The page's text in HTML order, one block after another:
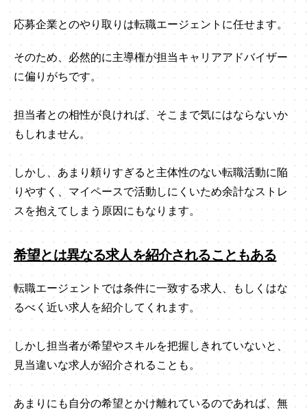
応募企業とのやり取りは転職エージェントに任せます。
そのため、必然的に主導権が担当キャリアアドバイザー
に偏りがちです。
担当者との相性が良ければ、そこまで気にはならないか
もしれません。
しかし、あまり頼りすぎると主体性のない転職活動に陥
りやすく、マイペースで活動しにくいため余計なストレ
スを抱えてしまう原因にもなります。
希望とは異なる求人を紹介されることもある
転職エージェントでは条件に一致する求人、もしくはな
るべく近い求人を紹介してくれます。
しかし担当者が希望やスキルを把握しきれていないと、
見当違いな求人が紹介されることも。
あまりにも自分の希望とかけ離れているのであれば、無